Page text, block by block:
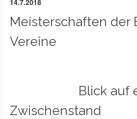
14.7.2018
Meisterschaften der
Vereine
Blick auf
Zwischenstand